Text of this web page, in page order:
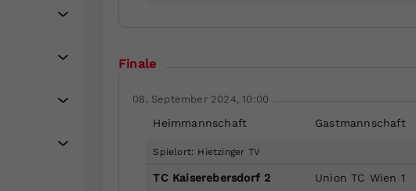
Finale
08. September 2024, 10:00
Heimmannschaft Gastmannschaft
Spielort: Hietzinger TV
TC Kaiserebersdorf 2 Union TC Wien 1